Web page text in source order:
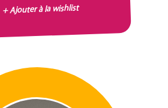
+ Ajouter à la wishlist